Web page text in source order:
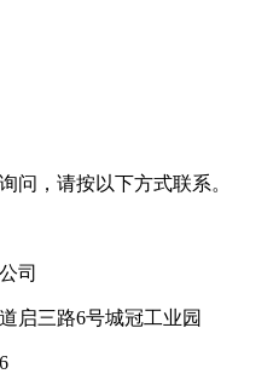
问，请按以下方式联系。
司
启三路6号城冠工业园